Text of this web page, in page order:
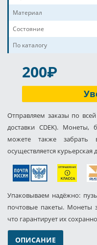
Материал
Состояние
По каталогу
200P
Отправляем заказы по
доставки CDEK).
можете также
осуществляется курьерская
Упаковываем надёжно:
почтовые пакеты. Монеты
что гарантирует их
ОПИСАНИЕ